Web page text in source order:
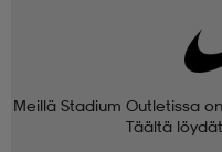
Meillä Stadium Outletissa
Täältä